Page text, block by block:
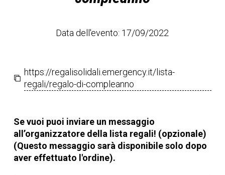
Data dell'evento: 17/09/2022
https://regalisolidali.emergency.it/lista-
regali/regalo-di-compleanno
Se vuoi puoi inviare un messaggio
all’organizzatore della lista regali! (opzionale)
(Questo messaggio sarà disponibile solo dopo
aver effettuato l'ordine).